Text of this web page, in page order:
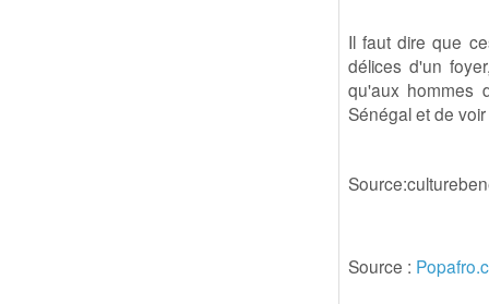
Il faut dire que
délices d'un
qu'aux hommes
Sénégal et de
Source :